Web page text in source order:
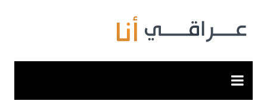
المحتوى